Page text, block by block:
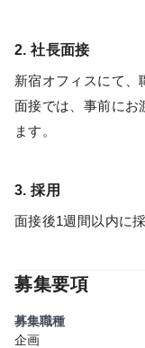
2. 社長面接
新宿オフィスにて、
面接では、事前にお
ます。
3. 採用
面接後1週間以内に
募集要項
募集職種
企画